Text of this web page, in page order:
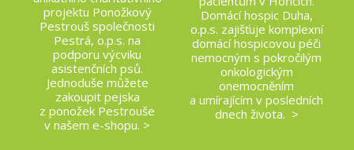
projektu Ponožkový
Pestrouš společnosti
Pestrá, o.p.s. na
podporu výcviku
asistenčních psů.
Jednoduše můžete
zakoupit pejska
z ponožek Pestrouše
v našem e-shopu. >
Domácí hospic Duha,
o.p.s. zajišťuje komplexní
domácí hospicovou péči
nemocným s pokročilým
onkologickým
onemocněním
a umírajícím v posledních
dnech života. >